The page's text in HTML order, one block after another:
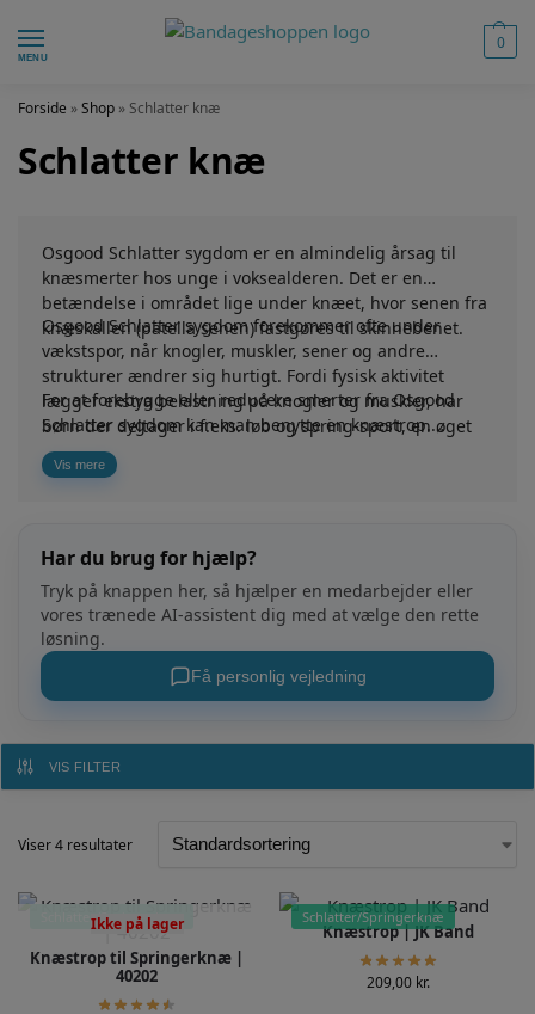
MENU
0
Forside »Shop » Schlatter knæ
Schlatter knæ
Osgood Schlatter sygdom er en almindelig årsag til
knæsmerter hos unge i voksealderen. Det er en
betændelse i området lige under knæet, hvor senen fra
knæskallen (patella senen) fastgøres til skinnebenet.
Osgood Schlatter sygdom forekommer ofte under
vækstspor, når knogler, muskler, sener og andre
strukturer ændrer sig hurtigt. Fordi fysisk aktivitet
lægger ekstra belastning på knogler og muskler, har
børn der deltager i f.eks. løb og spring-sport, en øget
risiko for denne tilstand. Men kan mindre aktive unge
også opleve dette problem.
For at forebygge eller reducere smerter fra Osgood
Schlatter sygdom kan man benytte en knæstrop.
Knæstoppen lægger pres på patellasenen hvorved
knæskallen holdes bedre på plads. Det reducerer
nedenfor.
Vis mere
Har du brug for hjælp?
Tryk på knappen her, så hjælper en medarbejder eller
vores trænede AI-assistent dig med at vælge den rette
løsning.
Få personlig vejledning
VIS FILTER
Viser 4 resultater
Schlatter/Springerknæ
Ikke på lager
Knæstrop til Springerknæ |
40202
Schlatter/Springerknæ
Knæstrop | JK Band
209,00 kr.